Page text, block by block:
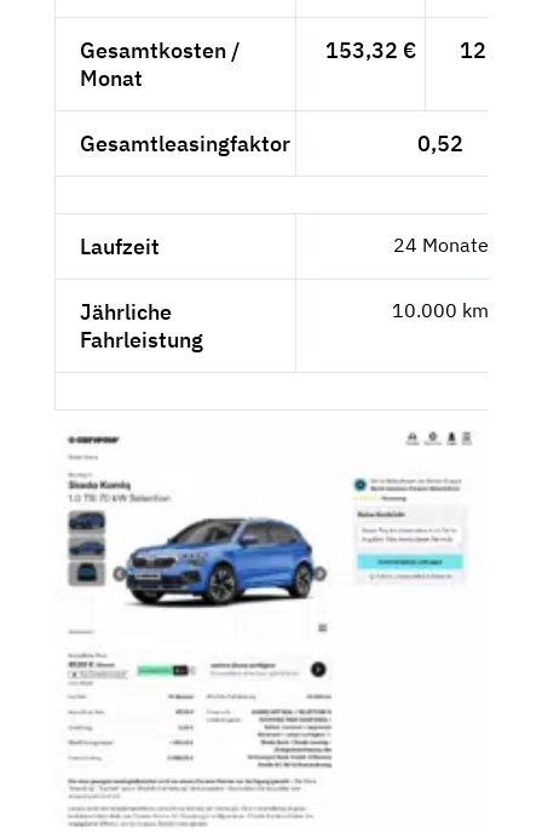
Gesamtkosten /
Monat
153,32 € 128,84
Gesamtleasingfaktor 0,52
Laufzeit 24 Monate
Jährliche
Fahrleistung
10.000 km